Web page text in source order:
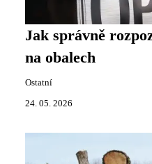
Jak správně
na obalech
Ostatní
24. 05. 2026